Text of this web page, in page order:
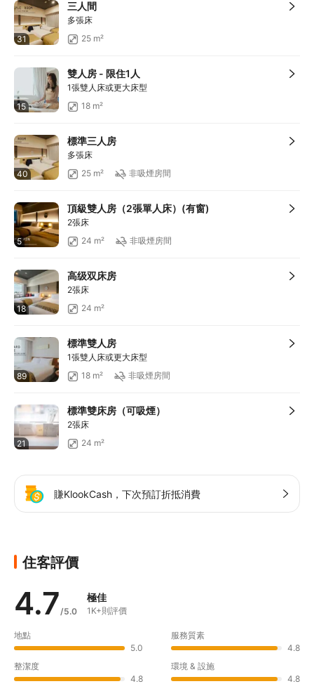
31
三人間
多張床
25 m²
15
雙人房 - 限住1人
1張雙人床或更大床型
18 m²
40
標準三人房
多張床
25 m²
非吸煙房間
5
頂級雙人房（2張單人床）(有窗)
2張床
24 m²
非吸煙房間
18
高级双床房
2張床
24 m²
89
標準雙人房
1張雙人床或更大床型
18 m²
非吸煙房間
21
標準雙床房（可吸煙）
2張床
24 m²
賺KlookCash，下次預訂折抵消費
住客評價
4.7/5.0
極佳
1K+則評價
地點
5.0
服務質素
4.8
整潔度
4.8
環境 & 設施
4.8